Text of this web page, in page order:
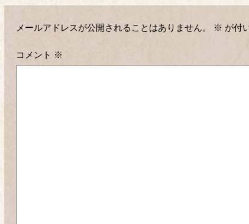
メールアドレスが公開されることはありません。 ※ が付
コメント ※